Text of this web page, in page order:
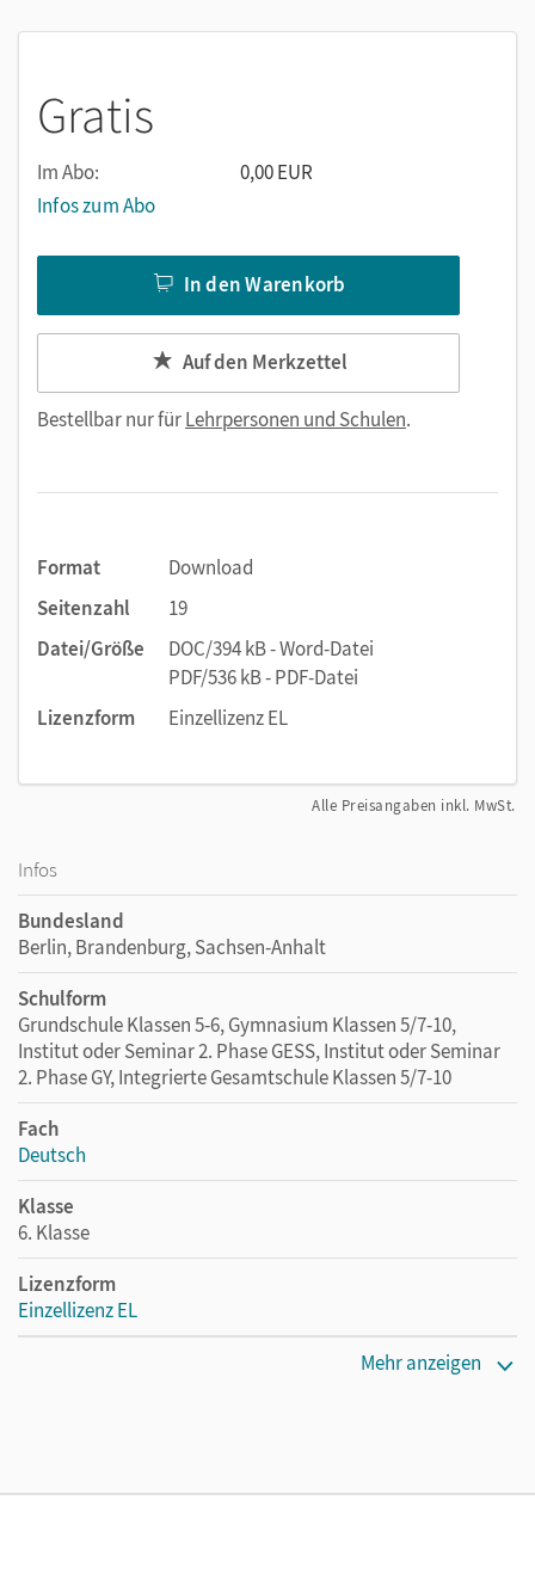
Gratis
Im Abo:
0,00 EUR
Infos zum Abo
In den Warenkorb
Auf den Merkzettel
Bestellbar nur fürLehrpersonen und Schulen.
Format
Download
Seitenzahl
19
Datei/Größe
DOC/394 kB - Word-Datei
PDF/536 kB - PDF-Datei
Lizenzform
Einzellizenz EL
Alle Preisangaben inkl. MwSt.
Infos
Bundesland
Berlin, Brandenburg, Sachsen-Anhalt
Schulform
Grundschule Klassen 5-6, Gymnasium Klassen 5/7-10,
Institut oder Seminar 2. Phase GESS, Institut oder Seminar
2. Phase GY, Integrierte Gesamtschule Klassen 5/7-10
Fach
Deutsch
Klasse
6. Klasse
Lizenzform
Einzellizenz EL
Mehr anzeigen